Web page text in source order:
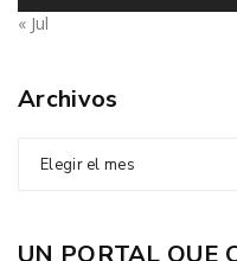
« Jul
Archivos
Elegir el mes
UN PORTAL QUE